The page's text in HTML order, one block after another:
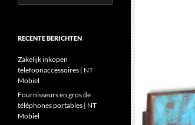
naar:
RECENTE BERICHTEN
Zakelijk inkopen
telefoonaccessoires | NT
Mobiel
Fournisseurs en gros de
téléphones portables | NT
Mobiel